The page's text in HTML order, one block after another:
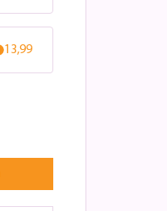
13,99